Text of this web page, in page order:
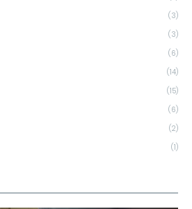
(3)
(3)
(6)
(14)
(15)
(6)
(2)
(1)